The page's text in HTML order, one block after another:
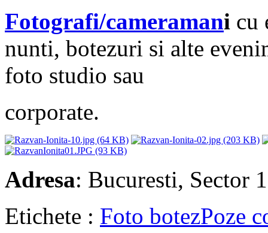
Fotografi/cameramani cu
nunti, botezuri si alte
foto studio sau
corporate.
Adresa: Bucuresti, Sector 1
Etichete : Foto botezPoze